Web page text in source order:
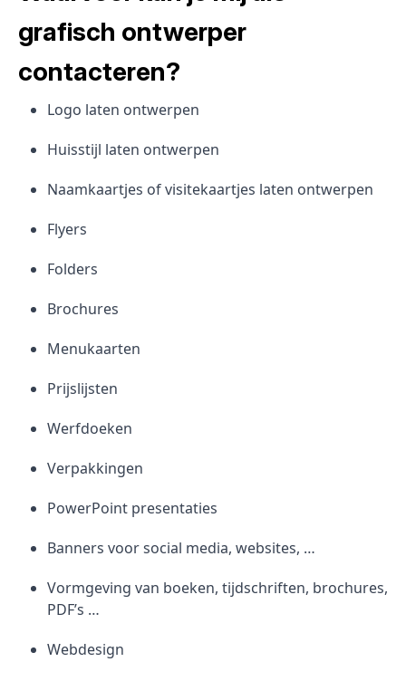
grafisch ontwerper
contacteren?
Logo laten ontwerpen
Huisstijl laten ontwerpen
Naamkaartjes of visitekaartjes laten ontwerpen
Flyers
Folders
Brochures
Menukaarten
Prijslijsten
Werfdoeken
Verpakkingen
PowerPoint presentaties
Banners voor social media, websites, …
Vormgeving van boeken, tijdschriften, brochures,
PDF’s …
Webdesign